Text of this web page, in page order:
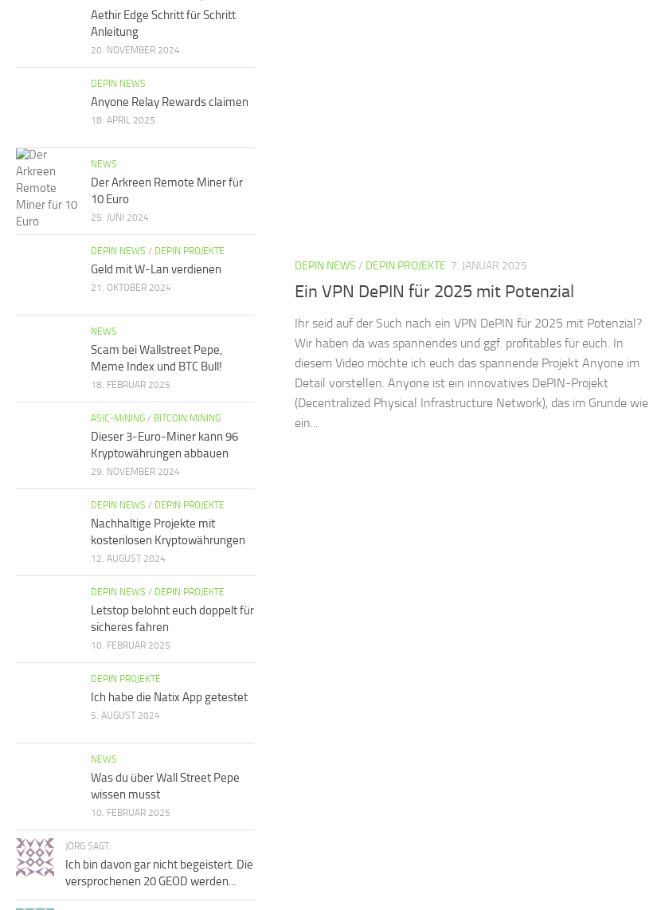
DEPIN NEWS / DEPIN PROJEKTE 7. JANUAR 2025
Ein VPN DePIN für 2025 mit Potenzial
Ihr seid auf der Such nach ein VPN DePIN für 2025 mit Potenzial?
Wir haben da was spannendes und ggf. profitables für euch. In
diesem Video möchte ich euch das spannende Projekt Anyone im
Detail vorstellen. Anyone ist ein innovatives DePIN-Projekt
(Decentralized Physical Infrastructure Network), das im Grunde wie
ein...
Aethir Edge Schritt für Schritt
Anleitung
20. NOVEMBER 2024
DEPIN NEWS
Anyone Relay Rewards claimen
18. APRIL 2025
NEWS
Der Arkreen Remote Miner für
10 Euro
25. JUNI 2024
DEPIN NEWS / DEPIN PROJEKTE
Geld mit W-Lan verdienen
21. OKTOBER 2024
NEWS
Scam bei Wallstreet Pepe,
Meme Index und BTC Bull!
18. FEBRUAR 2025
ASIC-MINING / BITCOIN MINING
Dieser 3-Euro-Miner kann 96
Kryptowährungen abbauen
29. NOVEMBER 2024
DEPIN NEWS / DEPIN PROJEKTE
Nachhaltige Projekte mit
kostenlosen Kryptowährungen
12. AUGUST 2024
DEPIN NEWS / DEPIN PROJEKTE
Letstop belohnt euch doppelt für
sicheres fahren
10. FEBRUAR 2025
DEPIN PROJEKTE
Ich habe die Natix App getestet
5. AUGUST 2024
NEWS
Was du über Wall Street Pepe
wissen musst
10. FEBRUAR 2025
JÖRG SAGT:
Ich bin davon gar nicht begeistert. Die
versprochenen 20 GEOD werden...